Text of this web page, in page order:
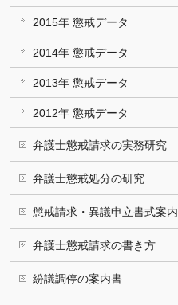
2015年 懲戒データ
2014年 懲戒データ
2013年 懲戒データ
2012年 懲戒データ
弁護士懲戒請求の実務研究
弁護士懲戒処分の研究
懲戒請求・異議申立書式案内
弁護士懲戒請求の書き方
紛議調停の案内書